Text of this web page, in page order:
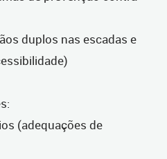
duplos nas escadas e
(adequações de